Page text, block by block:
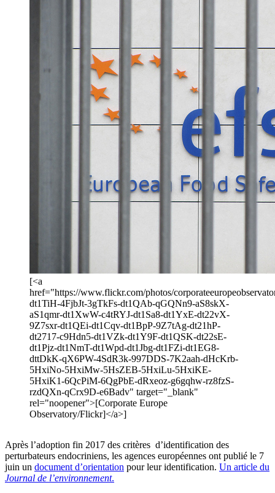
[<a
href="https://www.flickr.com/photos/
dt1TiH-4FjbJt-3gTkFs-dt1QAb-qGQNn9-aS8skX-
aS1qmr-dt1XwW-c4tRYJ-dt1Sa8-dt1YxE-dt22vX-
9Z7sxr-dt1QEi-dt1Cqv-dt1BpP-9Z7tAg-dt21hP-
dt2717-c9Hdn5-dt1VZk-dt1Y9F-dt1QSK-dt22sE-
dt1Pjz-dt1NmT-dt1Wpd-dt1Jbg-dt1FZi-dt1EG8-
dttDkK-qX6PW-4SdR3k-997DDS-7K2aah-dHcKrb-
5HxiNo-5HxiMw-5HsZEB-5HxiLu-5HxiKE-
5HxiK1-6QcPiM-6QgPbE-dRxeoz-g6gqhw-rz8fzS-
rzdQXn-qCrx9D-e6Badv" target="_blank"
rel="noopener">[Corporate Europe
Observatory/Flickr]</a>]
Après l’adoption fin 2017 des critères d’identification des
perturbateurs endocriniens, les agences européennes ont publié le 7
juin un document d’orientation pour leur identification. Un article du
Journal de l’environnement.